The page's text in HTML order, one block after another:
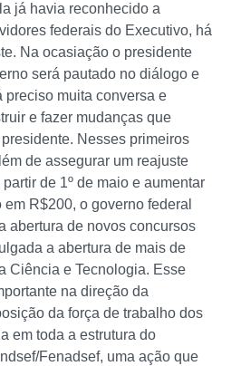
já havia reconhecido a
federais do Executivo, há
Na ocasiação o presidente
será pautado no diálogo e
preciso muita conversa e
e fazer mudanças que
Nesses primeiros
de assegurar um reajuste
de 1º de maio e aumentar
R$200, o governo federal
abertura de novos concursos
a abertura de mais de
Ciência e Tecnologia. Esse
na direção da
da força de trabalho dos
em toda a estrutura do
Fenadsef, uma ação que